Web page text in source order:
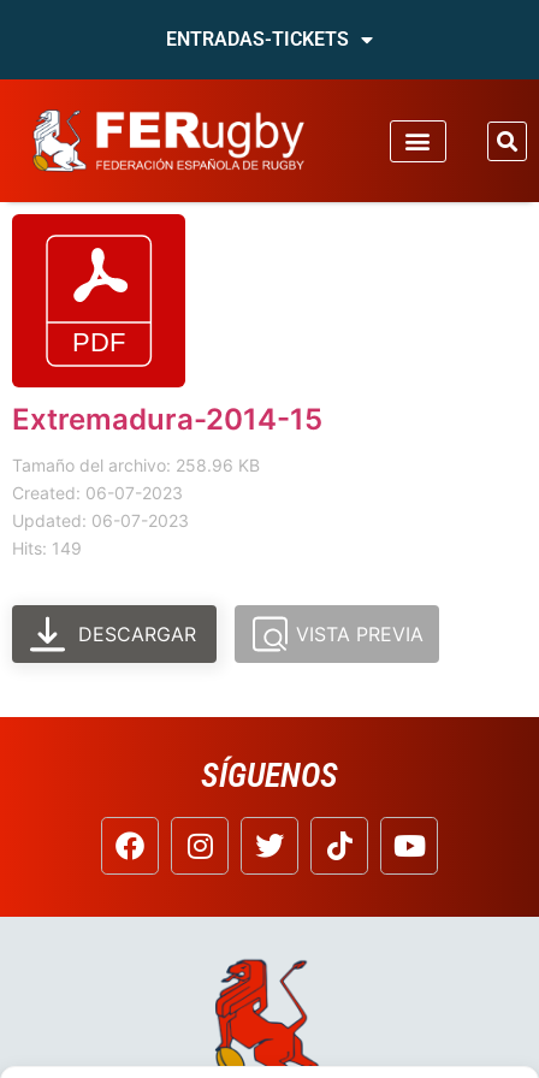
ENTRADAS-TICKETS
Extremadura-2014-15
Tamaño del archivo: 258.96 KB
Created: 06-07-2023
Updated: 06-07-2023
Hits: 149
DESCARGAR VISTA PREVIA
SÍGUENOS